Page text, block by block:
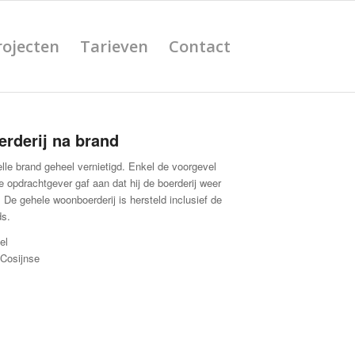
Tarieven Contact
na brand
brand geheel vernietigd. Enkel de voorgevel
gaf aan dat hij de boerderij weer
gehele woonboerderij is hersteld inclusief de